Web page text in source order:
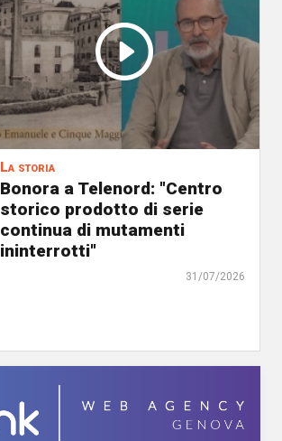
La storia
Bonora a Telenord: "Centro
storico prodotto di serie
continua di mutamenti
ininterrotti"
31/07/2026